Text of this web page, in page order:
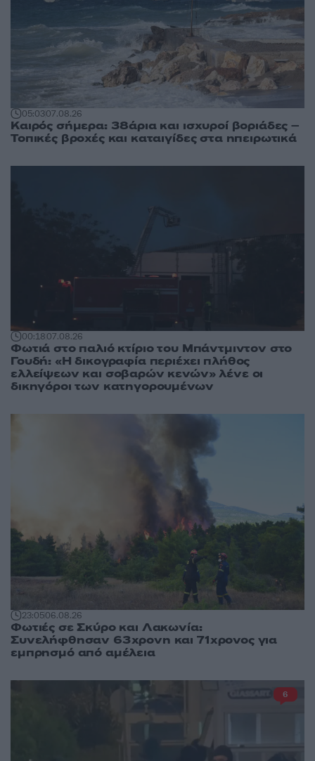
05:0307.08.26
Καιρός σήμερα: 38άρια και ισχυροί βοριάδες –
Τοπικές βροχές και καταιγίδες στα ηπειρωτικά
00:1807.08.26
Φωτιά στο παλιό κτίριο του Μπάντμιντον στο
Γουδή: «Η δικογραφία περιέχει πλήθος
ελλείψεων και σοβαρών κενών» λένε οι
δικηγόροι των κατηγορουμένων
23:0506.08.26
Φωτιές σε Σκύρο και Λακωνία:
Συνελήφθησαν 63χρονη και 71χρονος για
εμπρησμό από αμέλεια
6